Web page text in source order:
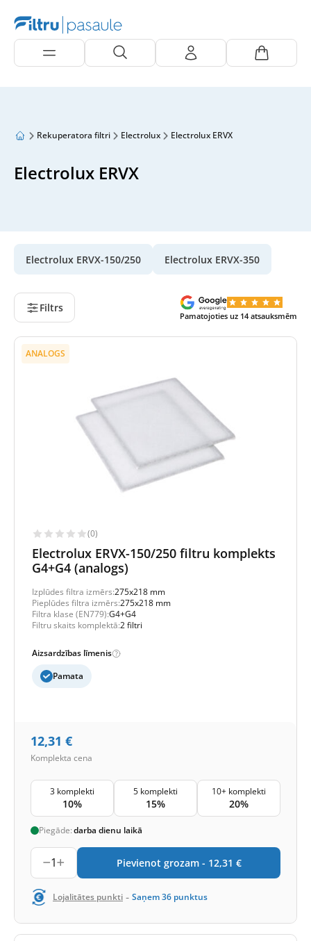
Rekuperatora filtri Electrolux Electrolux ERVX
Electrolux ERVX
Electrolux ERVX-150/250 Electrolux ERVX-350
Filtrs
Pamatojoties uz 14 atsauksmēm
ANALOGS
(0)
Electrolux ERVX-150/250 filtru komplekts
G4+G4 (analogs)
Izplūdes filtra izmērs:275x218 mm
Pieplūdes filtra izmērs:275x218 mm
Filtra klase (EN779):G4+G4
Filtru skaits komplektā:2 filtri
Aizsardzības līmenis
Pamata
12,31 €
Komplekta cena
3 komplekti
10%
5 komplekti
15%
10+ komplekti
20%
Piegāde:darba dienu laikā
1 Pievienot grozam - 12,31 €
Lojalitātes punkti - Saņem36 punktus